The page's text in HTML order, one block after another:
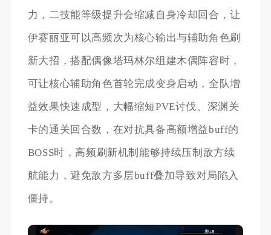
力，二技能等级提升会缩减自身冷却回合，让
伊赛丽亚可以高频次为核心输出与辅助角色刷
新大招，搭配偶像塔玛林尔组建木偶阵容时，
可让核心辅助角色首轮完成变身启动，全队增
益效果快速成型，大幅缩短PVE讨伐、深渊关
卡的通关回合数，在对抗具备高额增益buff的
BOSS时，高频刷新机制能够持续压制敌方续
航能力，避免敌方多层buff叠加导致对局陷入
僵持。